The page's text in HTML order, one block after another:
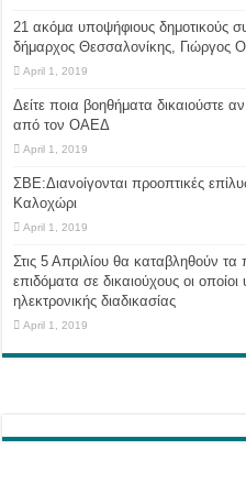
21 ακόμα υποψήφιους δημοτικούς
δήμαρχος Θεσσαλονίκης, Γιώργος
April 1, 2019
Δείτε ποια βοηθήματα δικαιούστε
από τον ΟΑΕΔ
April 1, 2019
ΣΒΕ:Διανοίγονται προοπτικές
Καλοχώρι
April 1, 2019
Στις 5 Απριλίου θα καταβληθούν
επιδόματα σε δικαιούχους οι
ηλεκτρονικής διαδικασίας
April 1, 2019